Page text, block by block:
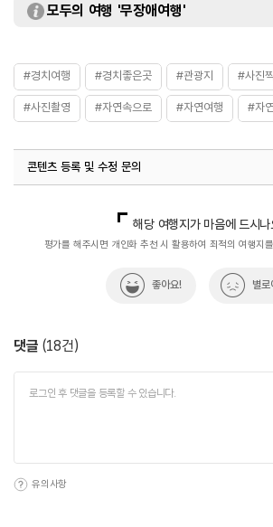
모두의 여행 '무장애여행'
#경치여행 #경치좋은곳 #관광지 #사진
#사진촬영 #자연속으로 #자연여행 #자
콘텐츠 등록 및 수정 문의
해당 여행지가 마음에 드시나
평가를 해주시면 개인화 추천 시 활용하여 최적의 여행지
좋아요! 별로
댓글 (18건)
유의사항